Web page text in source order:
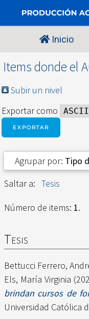
Inicio
Items donde el
Subir un nivel
Exportar como
Agrupar por: Tipo
Saltar a: Tesis
Número de items: 1.
Tesis
Bettucci Ferrero,
Els, María Virginia
brindan cursos de
Universidad Católica